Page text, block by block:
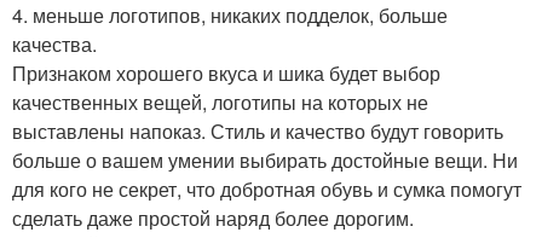
4. меньше логотипов, никаких подделок, больше
качества.
Признаком хорошего вкуса и шика будет выбор
качественных вещей, логотипы на которых не
выставлены напоказ. Стиль и качество будут говорить
больше о вашем умении выбирать достойные вещи. Ни
для кого не секрет, что добротная обувь и сумка помогут
сделать даже простой наряд более дорогим.